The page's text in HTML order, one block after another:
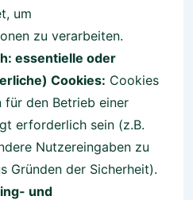
um
zu verarbeiten.
essentielle oder
Cookies: Cookies
für den Betrieb einer
erforderlich sein (z.B.
Nutzereingaben zu
Gründen der Sicherheit).
und